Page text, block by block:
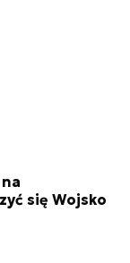
się Wojsko